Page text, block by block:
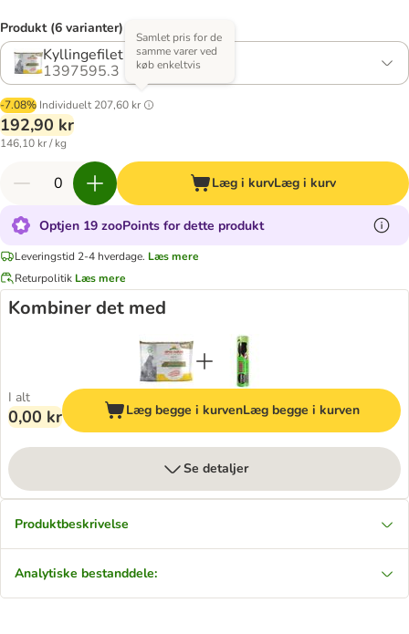
Produkt (6 varianter)
Kyllingefilet
1397595.3
-7.08% Individuelt 207,60 kr
Samlet pris for de
samme varer ved
køb enkeltvis
192,90 kr
146,10 kr / kg
Læg i kurvLæg i kurv
Optjen 19 zooPoints for dette produkt
Leveringstid 2-4 hverdage. Læs mere
Returpolitik Læs mere
Kombiner det med
I alt
0,00 kr Læg begge i kurvenLæg begge i kurven
Se detaljer
Produktbeskrivelse
Analytiske bestanddele: